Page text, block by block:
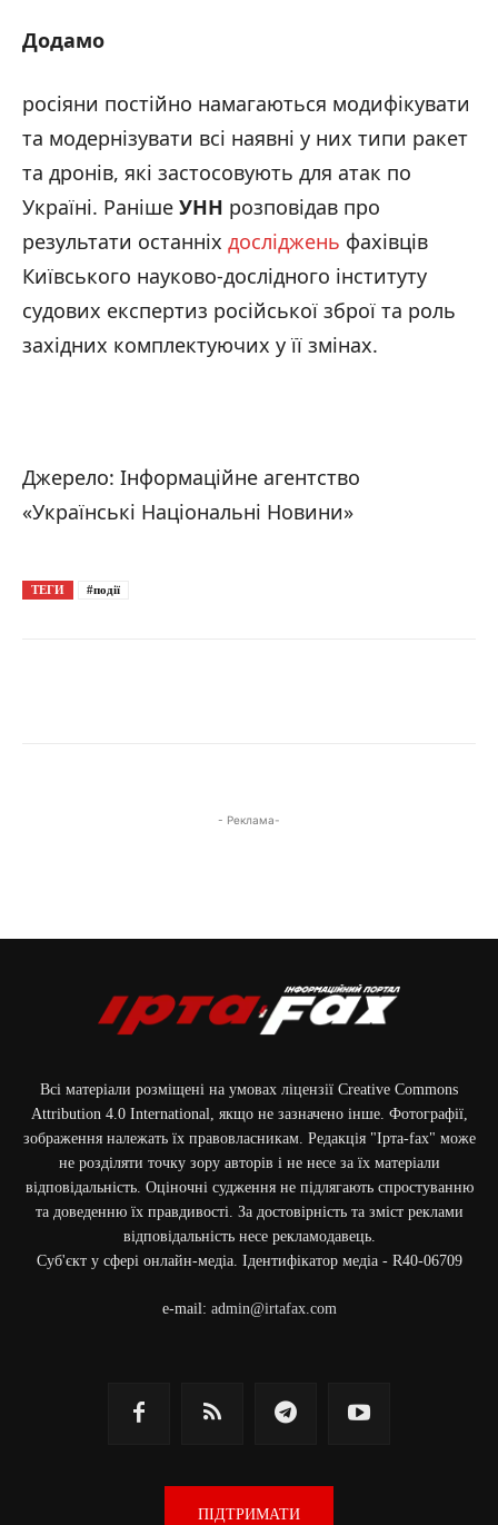
Додамо
росіяни постійно намагаються модифікувати
та модернізувати всі наявні у них типи ракет
та дронів, які застосовують для атак по
Україні. Раніше УНН розповідав про
результати останніх досліджень фахівців
Київського науково-дослідного інституту
судових експертиз російської зброї та роль
західних комплектуючих у її змінах.
Джерело: Інформаційне агентство
«Українські Національні Новини»
ТЕГИ #події
- Реклама-
Всі матеріали розміщені на умовах ліцензії Creative Commons
Attribution 4.0 International, якщо не зазначено інше. Фотографії,
зображення належать їх правовласникам. Редакція "Ірта-fax" може
не розділяти точку зору авторів і не несе за їх матеріали
відповідальність. Оціночні судження не підлягають спростуванню
та доведенню їх правдивості. За достовірність та зміст реклами
відповідальність несе рекламодавець.
Cуб'єкт у сфері онлайн-медіа. Ідентифікатор медіа - R40-06709
e-mail: admin@irtafax.com
ПІДТРИМАТИ